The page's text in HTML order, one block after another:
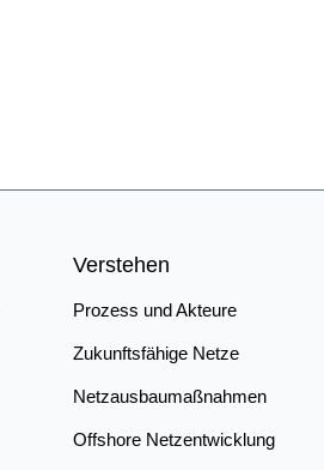
Verstehen
Prozess und Akteure
Zukunftsfähige Netze
Netzausbaumaßnahmen
Offshore Netzentwicklung